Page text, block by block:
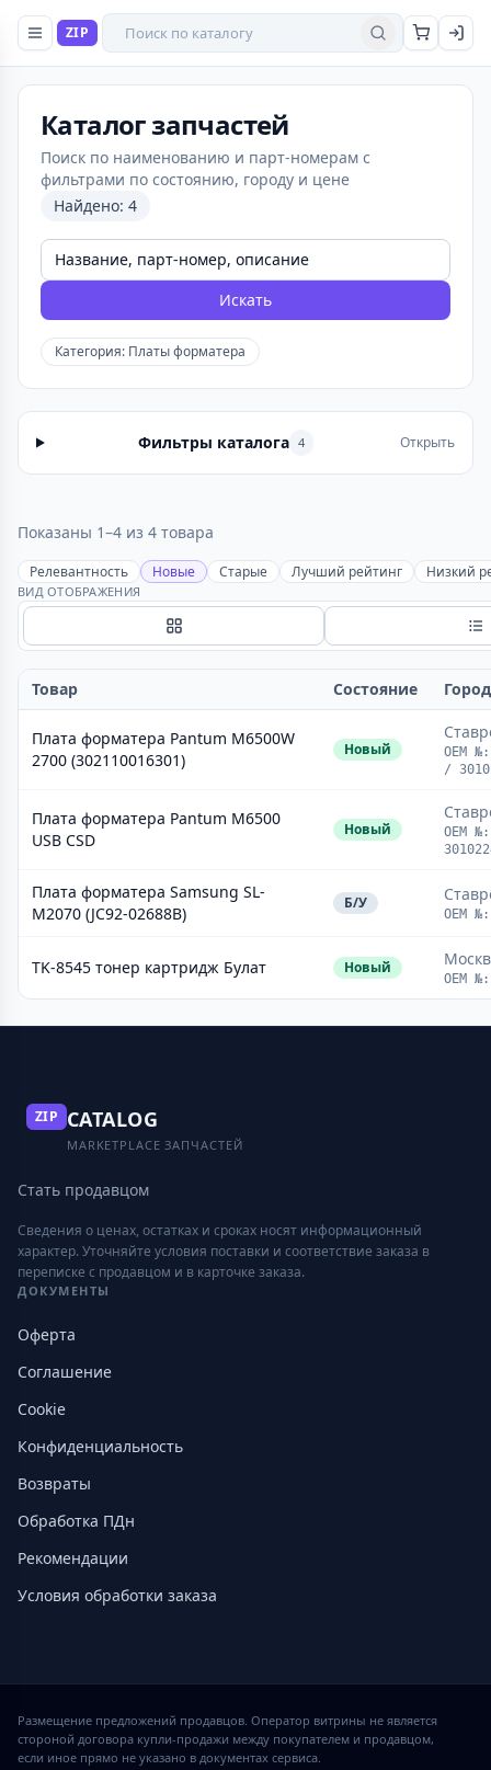
ZIP Поиск товаров
Найти
Каталог запчастей
Поиск по наименованию и парт-номерам с
фильтрами по состоянию, городу и цене
Найдено: 4
Искать
Категория: Платы форматера
Фильтры каталога 4 Открыть
Показаны 1–4 из 4 товара
Релевантность Новые Старые Лучший рейтинг Низкий
ВИД ОТОБРАЖЕНИЯ
Сетка
Товар Состояние
Плата форматера Pantum M6500W
2700 (302110016301)
Новый
OEM
/
Плата форматера Pantum M6500
USB CSD
Новый
OEM №:
Плата форматера Samsung SL-
M2070 (JC92-02688B)
Б/У
OEM
TK-8545 тонер картридж Булат Новый
OEM
ZIP CATALOG
MARKETPLACE ЗАПЧАСТЕЙ
Стать продавцом
Сведения о ценах, остатках и сроках носят информационный
характер. Уточняйте условия поставки и соответствие заказа в
переписке с продавцом и в карточке заказа.
ДОКУМЕНТЫ
Оферта
Соглашение
Cookie
Конфиденциальность
Возвраты
Обработка ПДн
Рекомендации
Условия обработки заказа
Размещение предложений продавцов. Оператор витрины не является
стороной договора купли-продажи между покупателем и продавцом,
если иное прямо не указано в документах сервиса.